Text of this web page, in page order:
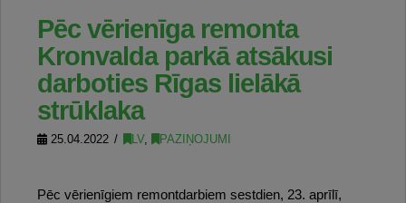
Pēc vērienīga remonta
Kronvalda parkā atsākusi
darboties Rīgas lielākā
strūklaka
25.04.2022 LV, PAZIŅOJUMI
Pēc vērienīgiem remontdarbiem sestdien, 23. aprīlī,